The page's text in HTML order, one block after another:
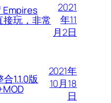
接玩，非常
2021
年11
月2日
1.1.0版
2021年
10月18
日